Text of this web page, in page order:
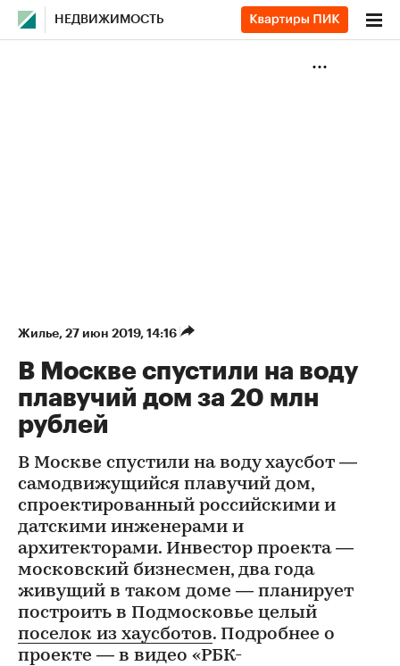
НЕДВИЖИМОСТЬ
Жилье⁠, 27 июн 2019, 14:16
В Москве спустили на воду
плавучий дом за 20 млн
рублей
В Москве спустили на воду хаусбот —
самодвижущийся плавучий дом,
спроектированный российскими и
датскими инженерами и
архитекторами. Инвестор проекта —
московский бизнесмен, два года
живущий в таком доме — планирует
построить в Подмосковье целый
поселок из хаусботов. Подробнее о
проекте — в видео «РБК-